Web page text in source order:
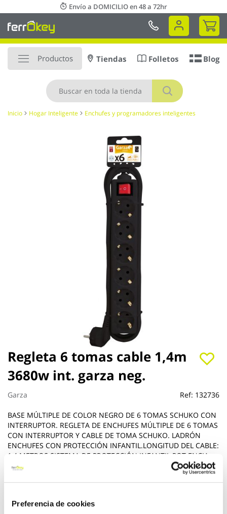
Preferencia de cookies
al
contenido
Envío a DOMICILIO en 48 a 72hr
Mi
Productos
Buscar
Tiendas Folletos Blog
Inicio Hogar Inteligente Enchufes y programadores inteligentes
Regleta 6 tomas cable 1,4m
3680w int. garza neg.
Garza Ref: 132736
BASE MÚLTIPLE DE COLOR NEGRO DE 6 TOMAS SCHUKO CON
INTERRUPTOR. REGLETA DE ENCHUFES MÚLTIPLE DE 6 TOMAS
CON INTERRUPTOR Y CABLE DE TOMA SCHUKO. LADRÓN
ENCHUFES CON PROTECCIÓN INFANTIL.LONGITUD DEL CABLE:
1,4 METROS.SISTEMA DE PROTECCIÓN INFANTIL.POT ENCIA
MÁXIMA: 3680WAMPERIOS/VOLTAJE: 16A/250VCON LA
Saltar
al
comienzo
de
la
de
imágenes